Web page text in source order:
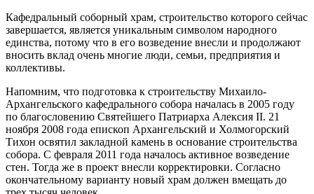
Кафедральный соборный храм, строительство которого сейчас
завершается, является уникальным символом народного
единства, потому что в его возведение внесли и продолжают
вносить вклад очень многие люди, семьи, предприятия и
коллективы.
Напомним, что подготовка к строительству Михаило-
Архангельского кафедрального собора началась в 2005 году
по благословению Святейшего Патриарха Алексия II. 21
ноября 2008 года епископ Архангельский и Холмогорский
Тихон освятил закладной камень в основание строительства
собора. С февраля 2011 года началось активное возведение
стен. Тогда же в проект внесли корректировки. Согласно
окончательному варианту новый храм должен вмещать до